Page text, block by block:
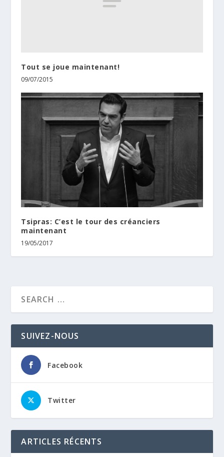
Tout se joue maintenant!
09/07/2015
Τsipras: C’est le tour des créanciers
maintenant
19/05/2017
SUIVEZ-NOUS
Facebook
Twitter
ARTICLES RÉCENTS